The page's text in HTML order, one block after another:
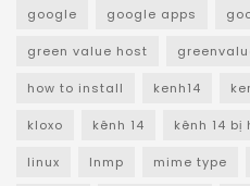
google google apps
green value host
how to install kenh14
kloxo kênh 14 kênh 14 bị
linux lnmp mime type